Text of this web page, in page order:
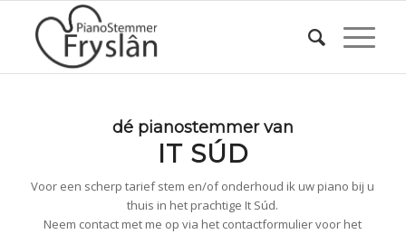
dé pianostemmer van
IT SÚD
Voor een scherp tarief stem en/of onderhoud ik uw piano bij u
thuis in het prachtige It Súd.
Neem contact met me op via het contactformulier voor het